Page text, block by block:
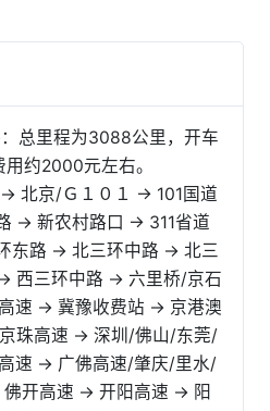
总里程为3088公里，开车
约2000元左右。
北京/Ｇ１０１ → 101国道
→ 新农村路口 → 311省道
东路 → 北三环中路 → 北三
西三环中路 → 六里桥/京石
速 → 冀豫收费站 → 京港澳
珠高速 → 深圳/佛山/东莞/
速 → 广佛高速/肇庆/里水/
开高速 → 开阳高速 → 阳